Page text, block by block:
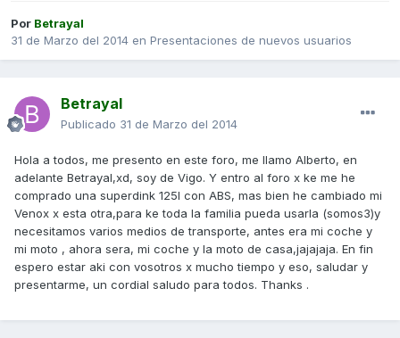
Por Betrayal
31 de Marzo del 2014 en Presentaciones de nuevos usuarios
Betrayal
Publicado 31 de Marzo del 2014
Hola a todos, me presento en este foro, me llamo Alberto, en
adelante Betrayal,xd, soy de Vigo. Y entro al foro x ke me he
comprado una superdink 125I con ABS, mas bien he cambiado mi
Venox x esta otra,para ke toda la familia pueda usarla (somos3)y
necesitamos varios medios de transporte, antes era mi coche y
mi moto , ahora sera, mi coche y la moto de casa,jajajaja. En fin
espero estar aki con vosotros x mucho tiempo y eso, saludar y
presentarme, un cordial saludo para todos. Thanks .